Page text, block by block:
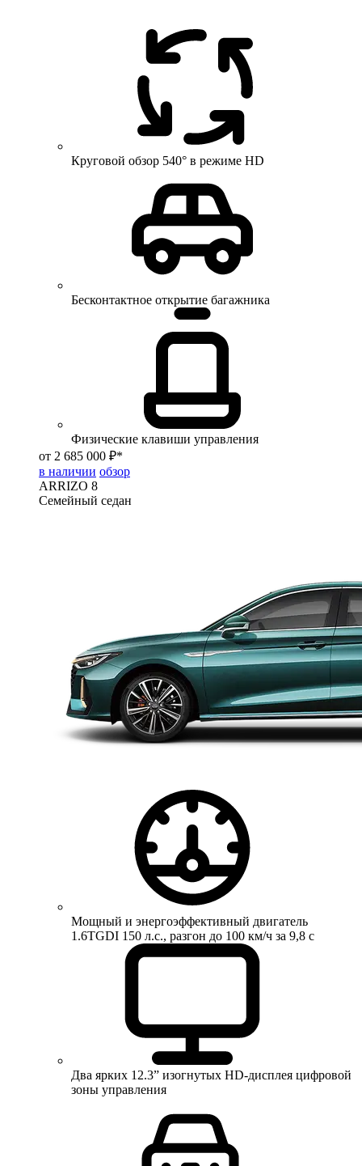
Круговой обзор 540° в режиме HD
Бесконтактное открытие багажника
Физические клавиши управления
от 2 685 000 ₽*
в наличии обзор
ARRIZO 8
Семейный седан
Мощный и энергоэффективный двигатель
1.6TGDI 150 л.с., разгон до 100 км/ч за 9,8 с
Два ярких 12.3” изогнутых HD-дисплея цифровой
зоны управления